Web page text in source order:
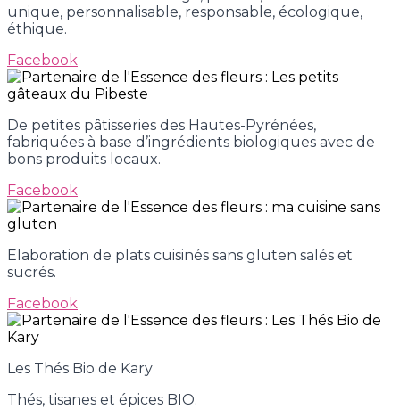
unique, personnalisable, responsable, écologique,
éthique.
Facebook
De petites pâtisseries des Hautes-Pyrénées,
fabriquées à base d’ingrédients biologiques avec de
bons produits locaux.
Facebook
Elaboration de plats cuisinés sans gluten salés et
sucrés.
Facebook
Les Thés Bio de Kary
Thés, tisanes et épices BIO.